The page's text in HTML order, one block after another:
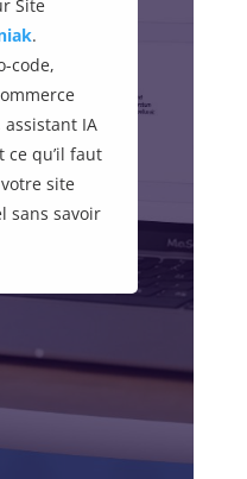
Site
.
code,
IA
ce qu’il faut
site
sans savoir